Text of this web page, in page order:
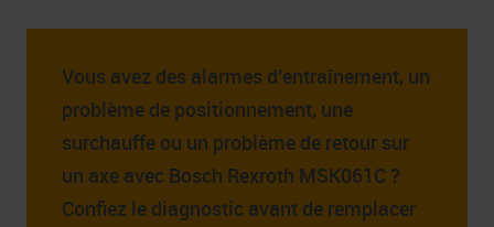
Vous avez des alarmes d’entraînement, un
problème de positionnement, une
surchauffe ou un problème de retour sur
un axe avec Bosch Rexroth MSK061C ?
Confiez le diagnostic avant de remplacer